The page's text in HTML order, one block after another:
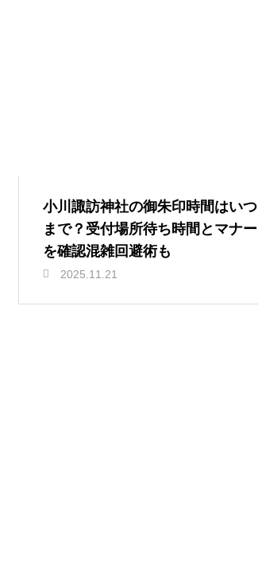
小川諏訪神社の御朱印時間はいつ
まで？受付場所待ち時間とマナー
を確認混雑回避術も
2025.11.21